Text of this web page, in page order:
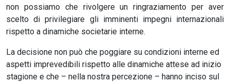
non possiamo che rivolgere un ringraziamento per aver
scelto di privilegiare gli imminenti impegni internazionali
rispetto a dinamiche societarie interne.
La decisione non può che poggiare su condizioni interne ed
aspetti imprevedibili rispetto alle dinamiche attese ad inizio
stagione e che – nella nostra percezione – hanno inciso sul